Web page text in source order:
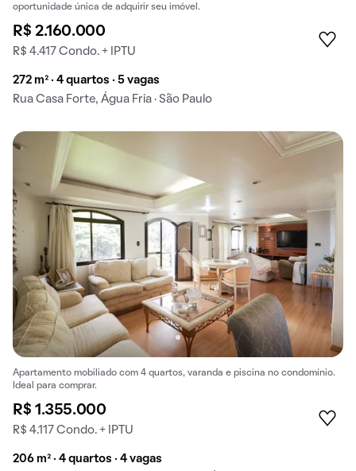
oportunidade única de adquirir seu imóvel.
R$ 2.160.000
R$ 4.417 Condo. + IPTU
272 m² · 4 quartos · 5 vagas
Rua Casa Forte, Água Fria · São Paulo
Apartamento mobiliado com 4 quartos, varanda e piscina no condomínio.
Ideal para comprar.
R$ 1.355.000
R$ 4.117 Condo. + IPTU
206 m² · 4 quartos · 4 vagas